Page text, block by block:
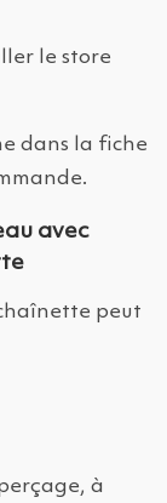
le store
dans la fiche
avec
peut
à